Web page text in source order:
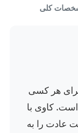
کلی
هر کسی
کاوی با
عادت را به